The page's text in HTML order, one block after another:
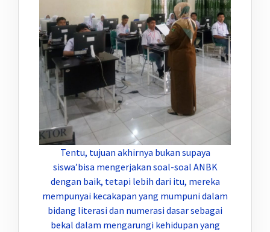
Tentu, tujuan akhirnya bukan supaya
siswa’bisa mengerjakan soal-soal ANBK
dengan baik, tetapi lebih dari itu, mereka
mempunyai kecakapan yang mumpuni dalam
bidang literasi dan numerasi dasar sebagai
bekal dalam mengarungi kehidupan yang